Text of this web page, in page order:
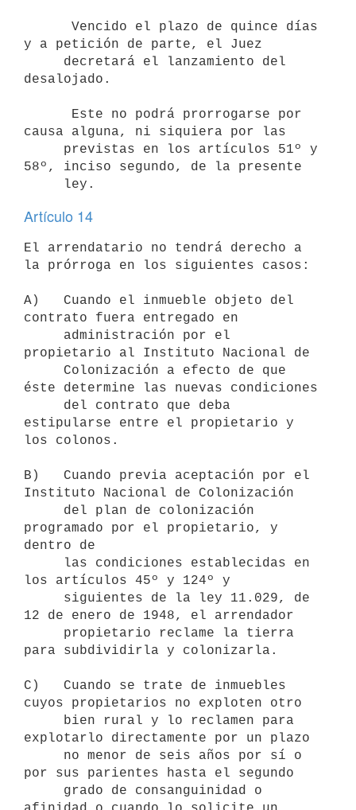
y a petición de parte, el Juez
desalojado.
causa alguna, ni siquiera por las
58º, inciso segundo, de la presente
Artículo 14
El arrendatario no tendrá derecho a
la prórroga en los siguientes casos:
A)   Cuando el inmueble objeto del
contrato fuera entregado en
propietario al Instituto Nacional de
éste determine las nuevas condiciones
estipularse entre el propietario y
los colonos.
B)   Cuando previa aceptación por el
Instituto Nacional de Colonización
programado por el propietario, y
dentro de
los artículos 45º y 124º y
12 de enero de 1948, el arrendador
para subdividirla y colonizarla.
C)   Cuando se trate de inmuebles
cuyos propietarios no exploten otro
explotarlo directamente por un plazo
por sus parientes hasta el segundo